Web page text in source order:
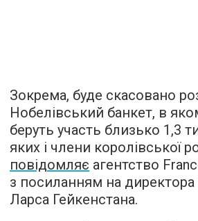
Зокрема, буде скасовано
Нобелівський банкет, в
беруть участь близько 1,3
яких і члени королівської
повідомляє агентство
з посиланням на
Ларса Гейкенстана.